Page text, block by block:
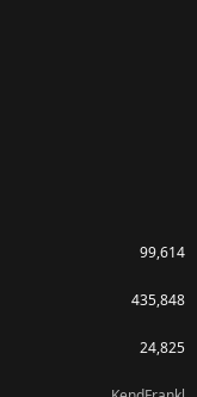
99,614
435,848
24,825